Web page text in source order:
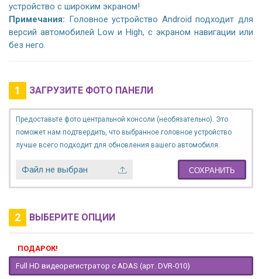
устройство с широким экраном!
Примечания: Головное устройство Android подходит для
версий автомобилей Low и High, с экраном навигации или
без него.
1 ЗАГРУЗИТЕ ФОТО ПАНЕЛИ
Предоставьте фото центральной консоли (необязательно). Это
поможет нам подтвердить, что выбранное головное устройство
лучше всего подходит для обновления вашего автомобиля.
Файл не выбран СОХРАНИТЬ
2 ВЫБЕРИТЕ ОПЦИИ
ПОДАРОК!
Full HD видеорегистратор с ADAS (арт. DVR-010)